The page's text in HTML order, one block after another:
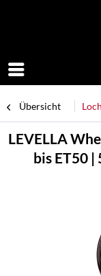
Übersicht
LEVELLA
bis ET50 |